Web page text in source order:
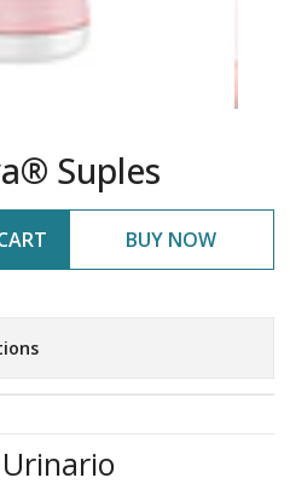
Suples
BUY NOW